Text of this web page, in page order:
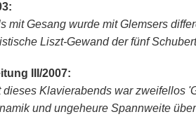
mit Gesang wurde mit Glemsers
Liszt-Gewand der fünf
III/2007:
Klavierabends war zweifellos
und ungeheure Spannweite